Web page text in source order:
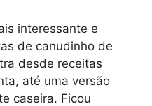
interessante e
de canudinho de
desde receitas
até uma versão
caseira. Ficou